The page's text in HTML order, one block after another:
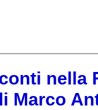
nella
Marco